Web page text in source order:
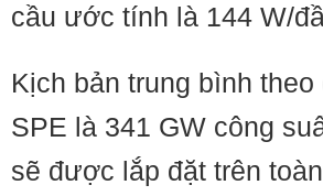
cầu ước tính là 144 W/
Kịch bản trung bình
SPE là 341 GW công
sẽ được lắp đặt trên